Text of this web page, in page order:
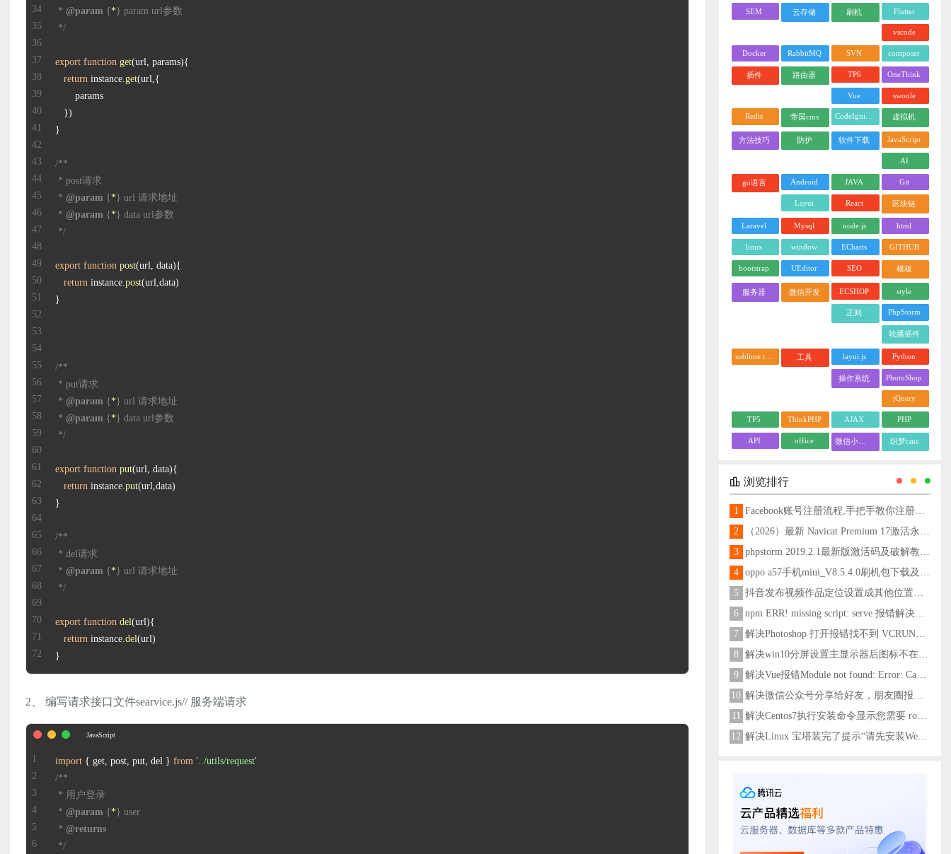
* @param {*
*/
export function get(url, params
return instance. get
       params
* @param {*
* @param {*
*/
export function post(url, data
return instance. post
* @param {*
* @param {*
*/
export function put(url, data
return instance. put
* @param {*
*/
export function del(url
return instance. del
}
2、 编写请求接口文件searvice.js// 服务端请求
import { get, post, put, del } from '../utils/request'
* @param {*
* @returns
*/
SEM 云存储 刷机 Flutter
vscode
Docker RabbitMQ SVN composer
插件 路由器 TP6 OneThink
Vue swoole
Redis 帝国cms CodeIgniter 虚拟机
方法技巧 防护 软件下载 JavaScript
AI
go语言 Android JAVA Git
Layui React 区块链
Laravel Mysql node.js html
linux window ECharts GITHUB
bootstrap UEditor SEO 模板
服务器 微信开发 ECSHOP style
正则 PhpStorm
轮播插件
sublime text 工具 layui.js Python
操作系统 PhotoShop
jQuery
TP5 ThinkPHP AJAX PHP
API office 微信小程序 织梦cms
浏览排行
1
Facebook账号注册流程,手把手教你注册脸书账号
2
（2026）最新 Navicat Premium 17激活永久教程
3
phpstorm 2019.2.1最新版激活码及破解教程更新至2024
4
oppo a57手机miui_V8.5.4.0刷机包下载及刷机教程
5
抖音发布视频作品定位设置成其他位置方法
6
npm ERR! missing script: serve 报错解决方法
7
解决Photoshop 打开报错找不到 VCRUNTIME140_1.dll问题
8
解决win10分屏设置主显示器后图标不在主显示器问题
9
解决Vue报错Module not found: Error: Can't resolve 'less-loader' in 'C:\Users\Hm\Desktop\vue\vue_shop'问题
10
解决微信公众号分享给好友，朋友圈报错errMsg: "onMenuShareAppMessage:fail, the permission value is offline verifying"
11
解决Centos7执行安装命令显示您需要 root 权限执行此命令
12
解决Linux 宝塔装完了提示“请先安装Web服务器！”